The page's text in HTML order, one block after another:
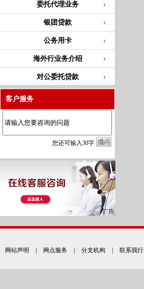
委托代理业务
银团贷款
公务用卡
海外行业务介绍
对公委托贷款
客户服务
您还可输入30字
网站声明 网点服务 分支机构 联系我行